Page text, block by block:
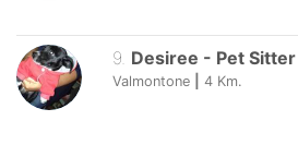
9. Desiree - Pet Sitter
Valmontone 4 Km.